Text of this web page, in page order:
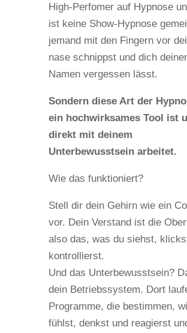
High-Perfomer auf Hypnose
ist keine Show-Hypnose
jemand mit den Fingern vor
nase schnippst und dich
Namen vergessen lässt.
Sondern diese Art der
ein hochwirksames Tool ist
direkt mit deinem
Unterbewusstsein arbeitet.
Wie das funktioniert?
Stell dir dein Gehirn wie ein
vor. Dein Verstand ist die
also das, was du siehst,
kontrollierst.
Und das Unterbewusstsein?
dein Betriebssystem. Dort
Programme, die bestimmen,
fühlst, denkst und reagierst